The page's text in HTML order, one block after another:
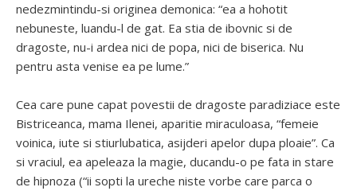
nedezmintindu-si originea demonica: “ea a hohotit
nebuneste, luandu-l de gat. Ea stia de ibovnic si de
dragoste, nu-i ardea nici de popa, nici de biserica. Nu
pentru asta venise ea pe lume.”
Cea care pune capat povestii de dragoste paradiziace este
Bistriceanca, mama Ilenei, aparitie miraculoasa, “femeie
voinica, iute si stiurlubatica, asijderi apelor dupa ploaie”. Ca
si vraciul, ea apeleaza la magie, ducandu-o pe fata in stare
de hipnoza (“ii sopti la ureche niste vorbe care parca o